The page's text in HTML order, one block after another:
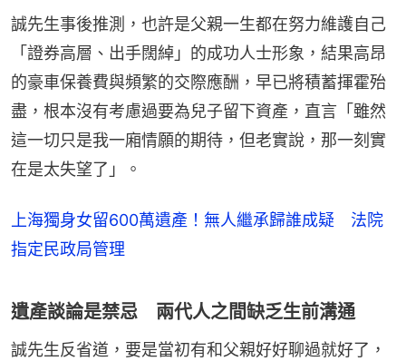
誠先生事後推測，也許是父親一生都在努力維護自己
「證券高層、出手闊綽」的成功人士形象，結果高昂
的豪車保養費與頻繁的交際應酬，早已將積蓄揮霍殆
盡，根本沒有考慮過要為兒子留下資產，直言「雖然
這一切只是我一廂情願的期待，但老實說，那一刻實
在是太失望了」。
上海獨身女留600萬遺產！無人繼承歸誰成疑 法院
指定民政局管理
遺產談論是禁忌 兩代人之間缺乏生前溝通
誠先生反省道，要是當初有和父親好好聊過就好了，